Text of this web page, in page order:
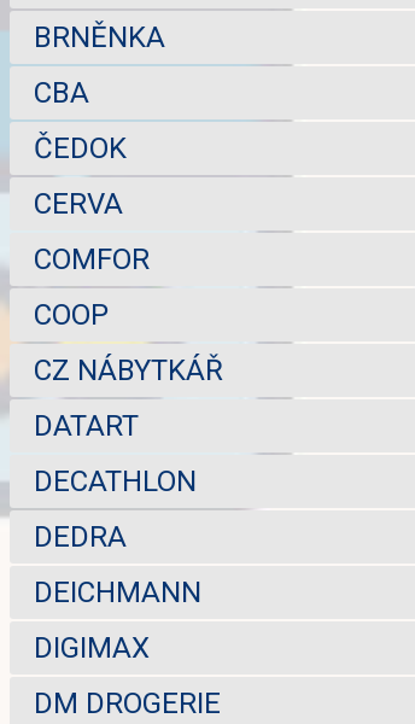
BRNĚNKA
CBA
ČEDOK
CERVA
COMFOR
COOP
CZ NÁBYTKÁŘ
DATART
DECATHLON
DEDRA
DEICHMANN
DIGIMAX
DM DROGERIE